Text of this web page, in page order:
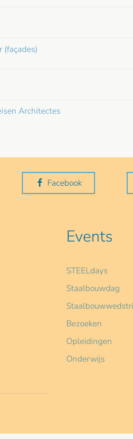
(façades)
Architectes
Facebook
Events
STEELdays
Staalbouwdag
Bezoeken
Opleidingen
Onderwijs